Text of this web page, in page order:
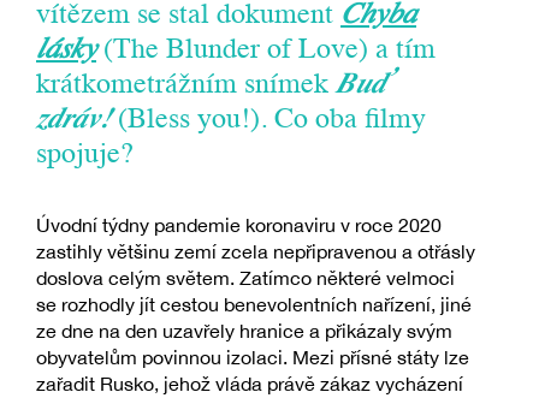
vítězem se stal dokument Chyba
lásky(The Blunder of Love) a tím
krátkometrážním snímekBuď
zdráv!(Bless you!). Co oba filmy
spojuje?
Úvodní týdny pandemie koronaviru v roce 2020
zastihly většinu zemí zcela nepřipravenou a otřásly
doslova celým světem. Zatímco některé velmoci
se rozhodly jít cestou benevolentních nařízení, jiné
ze dne na den uzavřely hranice a přikázaly svým
obyvatelům povinnou izolaci. Mezi přísné státy lze
zařadit Rusko, jehož vláda právě zákaz vycházení